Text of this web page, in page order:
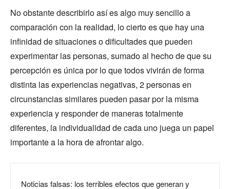
No obstante describirlo así es algo muy sencillo a
comparación con la realidad, lo cierto es que hay una
infinidad de situaciones o dificultades que pueden
experimentar las personas, sumado al hecho de que su
percepción es única por lo que todos vivirán de forma
distinta las experiencias negativas, 2 personas en
circunstancias similares pueden pasar por la misma
experiencia y responder de maneras totalmente
diferentes, la individualidad de cada uno juega un papel
importante a la hora de afrontar algo.
Noticias falsas: los terribles efectos que generan y